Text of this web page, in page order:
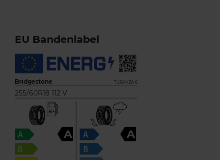
EU Bandenlabel
Bridgestone TURANZA 6
255/60R18 112 V
A A